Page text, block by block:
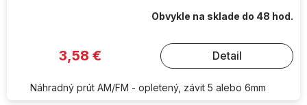
Obvykle na sklade do 48 hod.
3,58 € Detail
Náhradný prút AM/FM - opletený, závit 5 alebo 6mm